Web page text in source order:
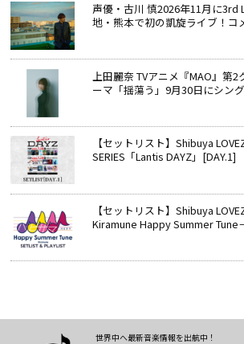
声優・古川 慎2026年11月に3rd
地・熊本で初の凱旋ライブ！コ
上田麗奈 TVアニメ『MAO』第
ーマ「揺蕩う」9月30日にシン
【セットリスト】Shibuya
SERIES「Lantis DAYZ」[DAY.1]
【セットリスト】Shibuya
Kiramune Happy Summer Tune
世界中へ最新音楽情報を出航中！